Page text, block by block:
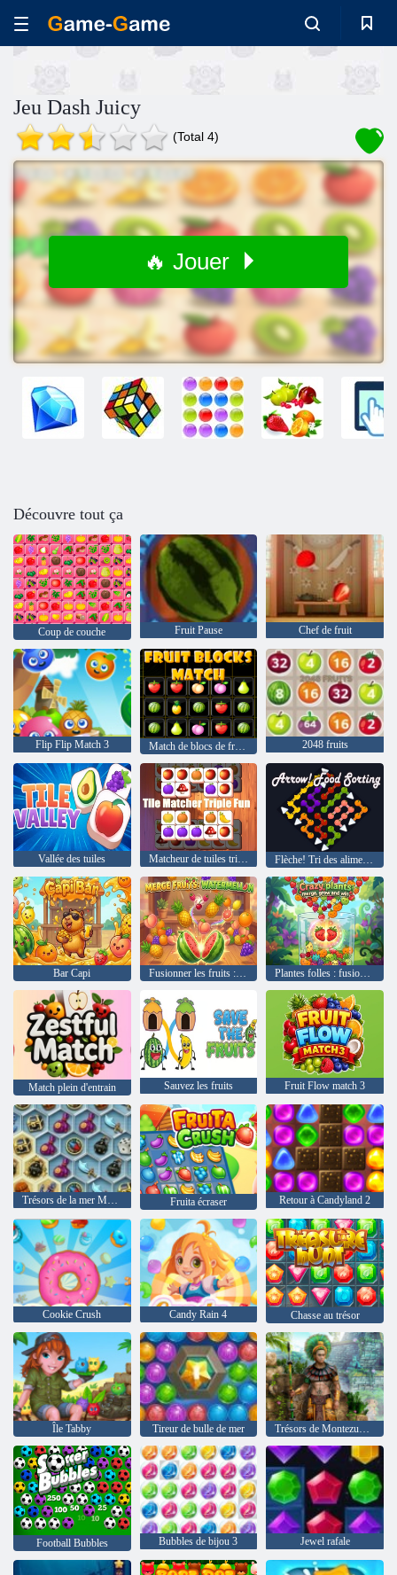
Jeu Dash Juicy
(Total 4)
🔥 Jouer
Découvre tout ça
Coup de couche Fruit Pause Chef de fruit
Flip Flip Match 3 Match de blocs de fruits 2048 fruits
Vallée des tuiles Matcheur de tuiles triple amusant Flèche! Tri des aliments
Bar Capi Fusionner les fruits : pastèque Plantes folles : fusionnez, grandissez et gagnez
Match plein d'entrain Sauvez les fruits Fruit Flow match 3
Trésors de la mer Mystic Fruita écraser Retour à Candyland 2
Cookie Crush Candy Rain 4 Chasse au trésor
Île Tabby Tireur de bulle de mer Trésors de Montezuma 2
Football Bubbles Bubbles de bijou 3 Jewel rafale